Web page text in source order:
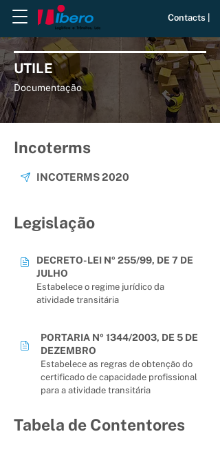
Contacts |
UTILE
Documentação
Incoterms
INCOTERMS 2020
Legislação
DECRETO-LEI Nº 255/99, DE 7 DE
JULHO
Estabelece o regime jurídico da
atividade transitária
PORTARIA Nº 1344/2003, DE 5 DE
DEZEMBRO
Estabelece as regras de obtenção do
certificado de capacidade profissional
para a atividade transitária
Tabela de Contentores